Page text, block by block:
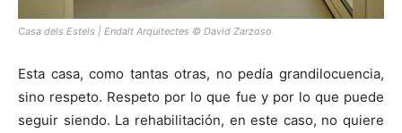
Casa dels Estels | Endalt Arquitectes © David Zarzoso
Esta casa, como tantas otras, no pedía grandilocuencia,
sino respeto. Respeto por lo que fue y por lo que puede
seguir siendo. La rehabilitación, en este caso, no quiere